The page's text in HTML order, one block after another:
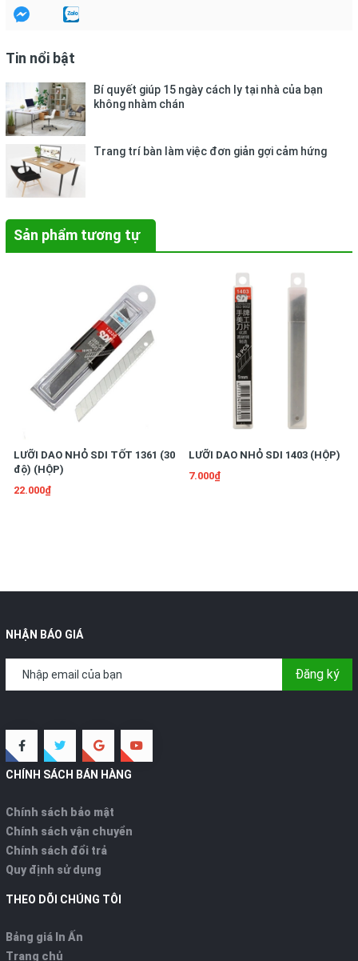
Tin nổi bật
Bí quyết giúp 15 ngày cách ly tại nhà của bạn
không nhàm chán
Trang trí bàn làm việc đơn giản gợi cảm hứng
Sản phẩm tương tự
LƯỠI DAO NHỎ SDI TỐT 1361 (30
độ) (HỘP)
22.000₫
LƯỠI DAO NHỎ SDI 1403 (HỘP)
7.000₫
NHẬN BÁO GIÁ
Đăng ký
CHÍNH SÁCH BÁN HÀNG
Chính sách bảo mật
Chính sách vận chuyển
Chính sách đổi trả
Quy định sử dụng
THEO DÕI CHÚNG TÔI
Bảng giá In Ấn
Trang chủ